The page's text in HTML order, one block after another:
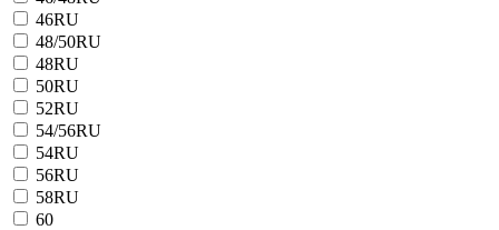
46RU
48/50RU
48RU
50RU
52RU
54/56RU
54RU
56RU
58RU
60